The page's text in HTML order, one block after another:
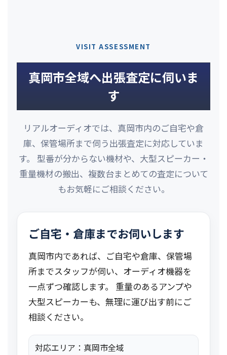
VISIT ASSESSMENT
真岡市全域へ出張査定に伺いま
す
リアルオーディオでは、真岡市内のご自宅や倉
庫、保管場所まで伺う出張査定に対応していま
す。 型番が分からない機材や、大型スピーカー・
重量機材の搬出、複数台まとめての査定について
もお気軽にご相談ください。
ご自宅・倉庫までお伺いします
真岡市内であれば、ご自宅や倉庫、保管場
所までスタッフが伺い、オーディオ機器を
一点ずつ確認します。 重量のあるアンプや
大型スピーカーも、無理に運び出す前にご
相談ください。
対応エリア：真岡市全域